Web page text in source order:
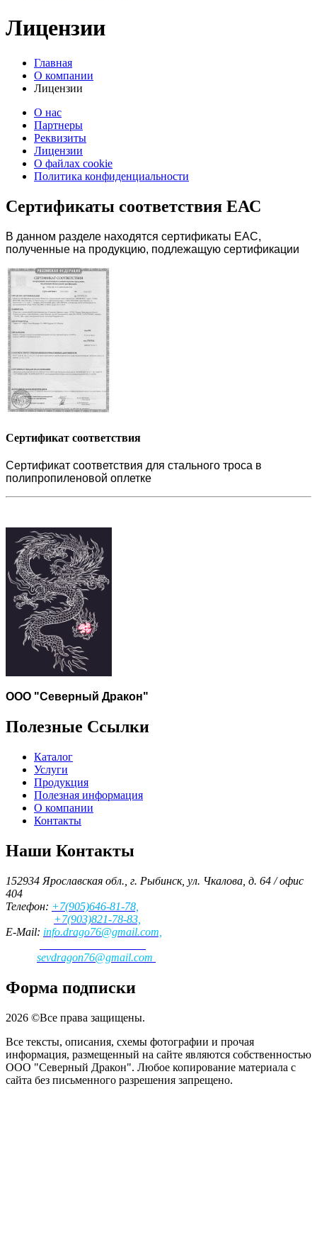
Лицензии
Главная
О компании
Лицензии
О нас
Партнеры
Реквизиты
Лицензии
О файлах cookie
Политика конфиденциальности
Сертификаты соответствия ЕАС
В данном разделе находятся сертификаты ЕАС,
полученные на продукцию, подлежащую сертификации
Сертификат соответствия
Сертификат соответствия для стального троса в
полипропиленовой оплетке
ООО "Северный Дракон"
Полезные Ссылки
Каталог
Услуги
Продукция
Полезная информация
О компании
Контакты
Наши Контакты
152934 Ярославская обл., г. Рыбинск, ул. Чкалова, д. 64 / офис
404
Телефон: +7(905)646-81-78,
+7(903)821-78-83,
E-Mail: info.drago76@gmail.com,
sevdragon76@gmail.com
Форма подписки
2026 ©Все права защищены.
Все тексты, описания, схемы фотографии и прочая
информация, размещенный на сайте являются собственностью
ООО "Северный Дракон". Любое копирование материала с
сайта без письменного разрешения запрещено.